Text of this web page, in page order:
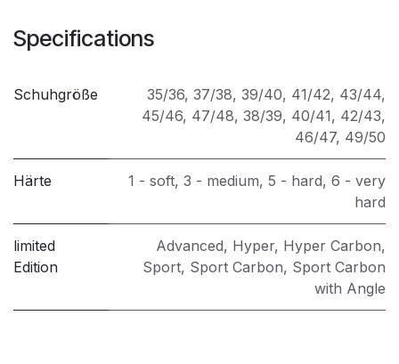
Specifications
Schuhgröße 35/36, 37/38, 39/40, 41/42, 43/44,
45/46, 47/48, 38/39, 40/41, 42/43,
46/47, 49/50
Härte 1 - soft, 3 - medium, 5 - hard, 6 - very
hard
limited
Edition
Advanced, Hyper, Hyper Carbon,
Sport, Sport Carbon, Sport Carbon
with Angle